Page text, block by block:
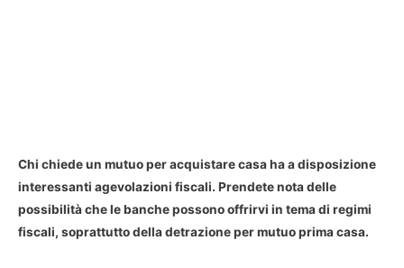
Chi chiede un mutuo per acquistare casa ha a disposizione
interessanti agevolazioni fiscali. Prendete nota delle
possibilità che le banche possono offrirvi in tema di regimi
fiscali, soprattutto della detrazione per mutuo prima casa.